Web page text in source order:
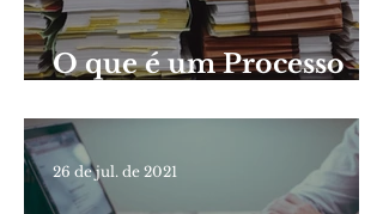
O que é um Processo
Disciplinar (PAD)?
26 de jul. de 2021